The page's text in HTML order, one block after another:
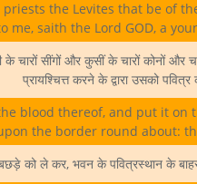
the Levites that be of
me, saith the Lord GOD, a
सींगों और कुसीं के चारों कोनों और
प्रायश्चित्त करने के द्वारा उसको पवित्र
blood thereof, and put it
the border round about:
को ले कर, भवन के पवित्रस्थान के